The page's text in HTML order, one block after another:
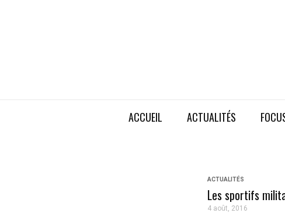
ACCUEIL ACTUALITÉS
ACTUALITÉS
Les sportifs
4 août, 2016